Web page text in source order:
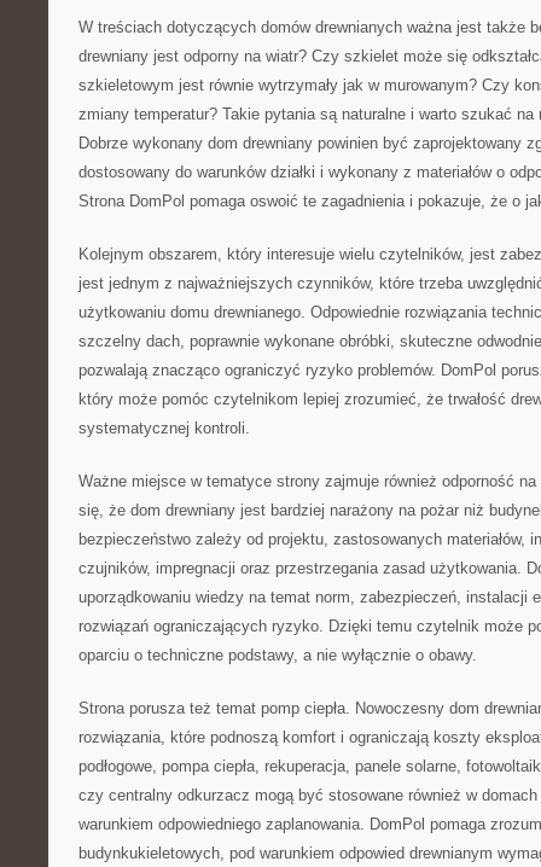
W treściach dotyczących domów drewnianych ważna jest także
drewniany jest odporny na wiatr? Czy szkielet może się
szkieletowym jest równie wytrzymały jak w murowanym? Czy
zmiany temperatur? Takie pytania są naturalne i warto szukać na
Dobrze wykonany dom drewniany powinien być zaprojektowany
dostosowany do warunków działki i wykonany z materiałów o
Strona DomPol pomaga oswoić te zagadnienia i pokazuje, że o
Kolejnym obszarem, który interesuje wielu czytelników, jest
jest jednym z najważniejszych czynników, które trzeba
użytkowaniu domu drewnianego. Odpowiednie rozwiązania
szczelny dach, poprawnie wykonane obróbki, skuteczne
pozwalają znacząco ograniczyć ryzyko problemów. DomPol
który może pomóc czytelnikom lepiej zrozumieć, że trwałość
systematycznej kontroli.
Ważne miejsce w tematyce strony zajmuje również odporność
się, że dom drewniany jest bardziej narażony na pożar niż
bezpieczeństwo zależy od projektu, zastosowanych materiałów,
czujników, impregnacji oraz przestrzegania zasad użytkowania.
uporządkowaniu wiedzy na temat norm, zabezpieczeń, instalacji
rozwiązań ograniczających ryzyko. Dzięki temu czytelnik może
oparciu o techniczne podstawy, a nie wyłącznie o obawy.
Strona porusza też temat pomp ciepła. Nowoczesny dom
rozwiązania, które podnoszą komfort i ograniczają koszty
podłogowe, pompa ciepła, rekuperacja, panele solarne,
czy centralny odkurzacz mogą być stosowane również w
warunkiem odpowiedniego zaplanowania. DomPol pomaga
budynkukieletowych, pod warunkiem odpowied drewnianym